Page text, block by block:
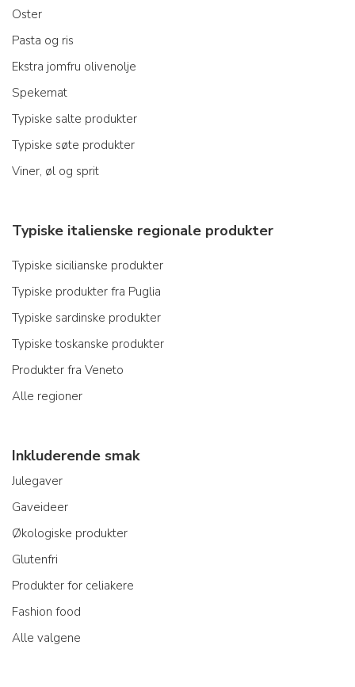
Oster
Pasta og ris
Ekstra jomfru olivenolje
Spekemat
Typiske salte produkter
Typiske søte produkter
Viner, øl og sprit
Typiske italienske regionale produkter
Typiske sicilianske produkter
Typiske produkter fra Puglia
Typiske sardinske produkter
Typiske toskanske produkter
Produkter fra Veneto
Alle regioner
Inkluderende smak
Julegaver
Gaveideer
Økologiske produkter
Glutenfri
Produkter for celiakere
Fashion food
Alle valgene